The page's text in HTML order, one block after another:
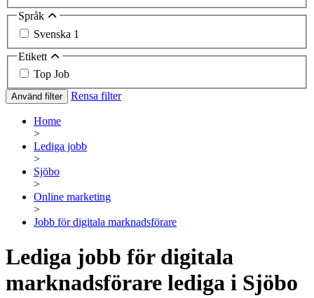
Språk
Svenska 1
Etikett
Top Job
Använd filter Rensa filter
Home
>
Lediga jobb
>
Sjöbo
>
Online marketing
>
Jobb för digitala marknadsförare
Lediga jobb för digitala
marknadsförare lediga i Sjöbo